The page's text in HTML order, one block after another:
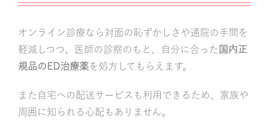
オンライン診療なら対面の恥ずかしさや通院の手間を
軽減しつつ、医師の診察のもと、自分に合った 国内正
規品のED治療薬を処方してもらえます。
また自宅への配送サービスも利用できるため、家族や
周囲に知られる心配もありません。